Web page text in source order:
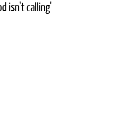
isn't calling'